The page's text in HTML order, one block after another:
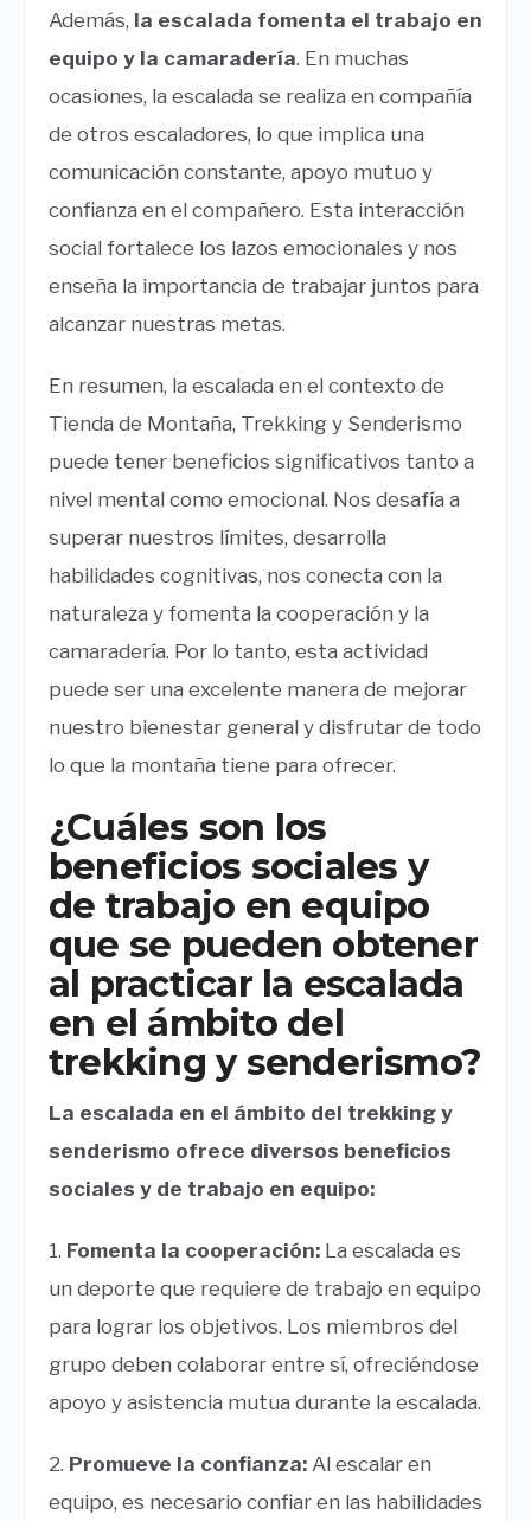
Además, la escalada fomenta el trabajo en
equipo y la camaradería. En muchas
ocasiones, la escalada se realiza en compañía
de otros escaladores, lo que implica una
comunicación constante, apoyo mutuo y
confianza en el compañero. Esta interacción
social fortalece los lazos emocionales y nos
enseña la importancia de trabajar juntos para
alcanzar nuestras metas.
En resumen, la escalada en el contexto de
Tienda de Montaña, Trekking y Senderismo
puede tener beneficios significativos tanto a
nivel mental como emocional. Nos desafía a
superar nuestros límites, desarrolla
habilidades cognitivas, nos conecta con la
naturaleza y fomenta la cooperación y la
camaradería. Por lo tanto, esta actividad
puede ser una excelente manera de mejorar
nuestro bienestar general y disfrutar de todo
lo que la montaña tiene para ofrecer.
¿Cuáles son los
beneficios sociales y
de trabajo en equipo
que se pueden obtener
al practicar la escalada
en el ámbito del
trekking y senderismo?
La escalada en el ámbito del trekking y
senderismo ofrece diversos beneficios
sociales y de trabajo en equipo:
1. Fomenta la cooperación: La escalada es
un deporte que requiere de trabajo en equipo
para lograr los objetivos. Los miembros del
grupo deben colaborar entre sí, ofreciéndose
apoyo y asistencia mutua durante la escalada.
2. Promueve la confianza: Al escalar en
equipo, es necesario confiar en las habilidades